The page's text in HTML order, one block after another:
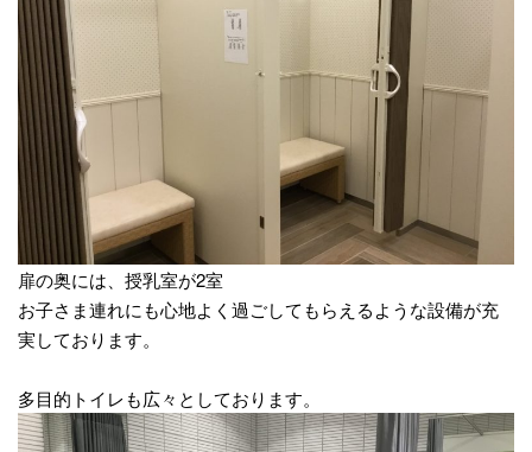
扉の奥には、授乳室が2室
お子さま連れにも心地よく過ごしてもらえるような設備が充
実しております。
多目的トイレも広々としております。